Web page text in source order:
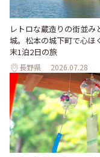
レトロな蔵造りの街並み
城。松本の城下町で心ほ
末1泊2日の旅
長野県 2026.07.28